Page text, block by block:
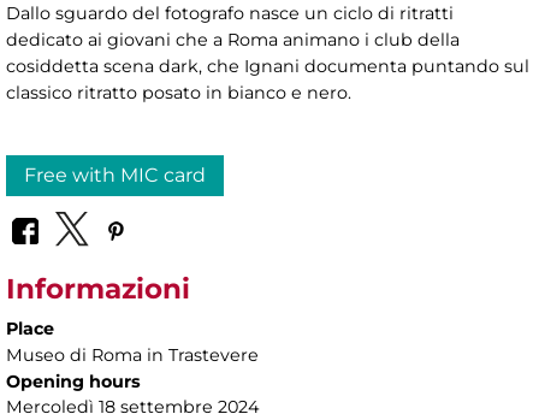
Dallo sguardo del fotografo nasce un ciclo di ritratti
dedicato ai giovani che a Roma animano i club della
cosiddetta scena dark, che Ignani documenta puntando sul
classico ritratto posato in bianco e nero.
Free with MIC card
Informazioni
Place
Museo di Roma in Trastevere
Opening hours
Mercoledì 18 settembre 2024